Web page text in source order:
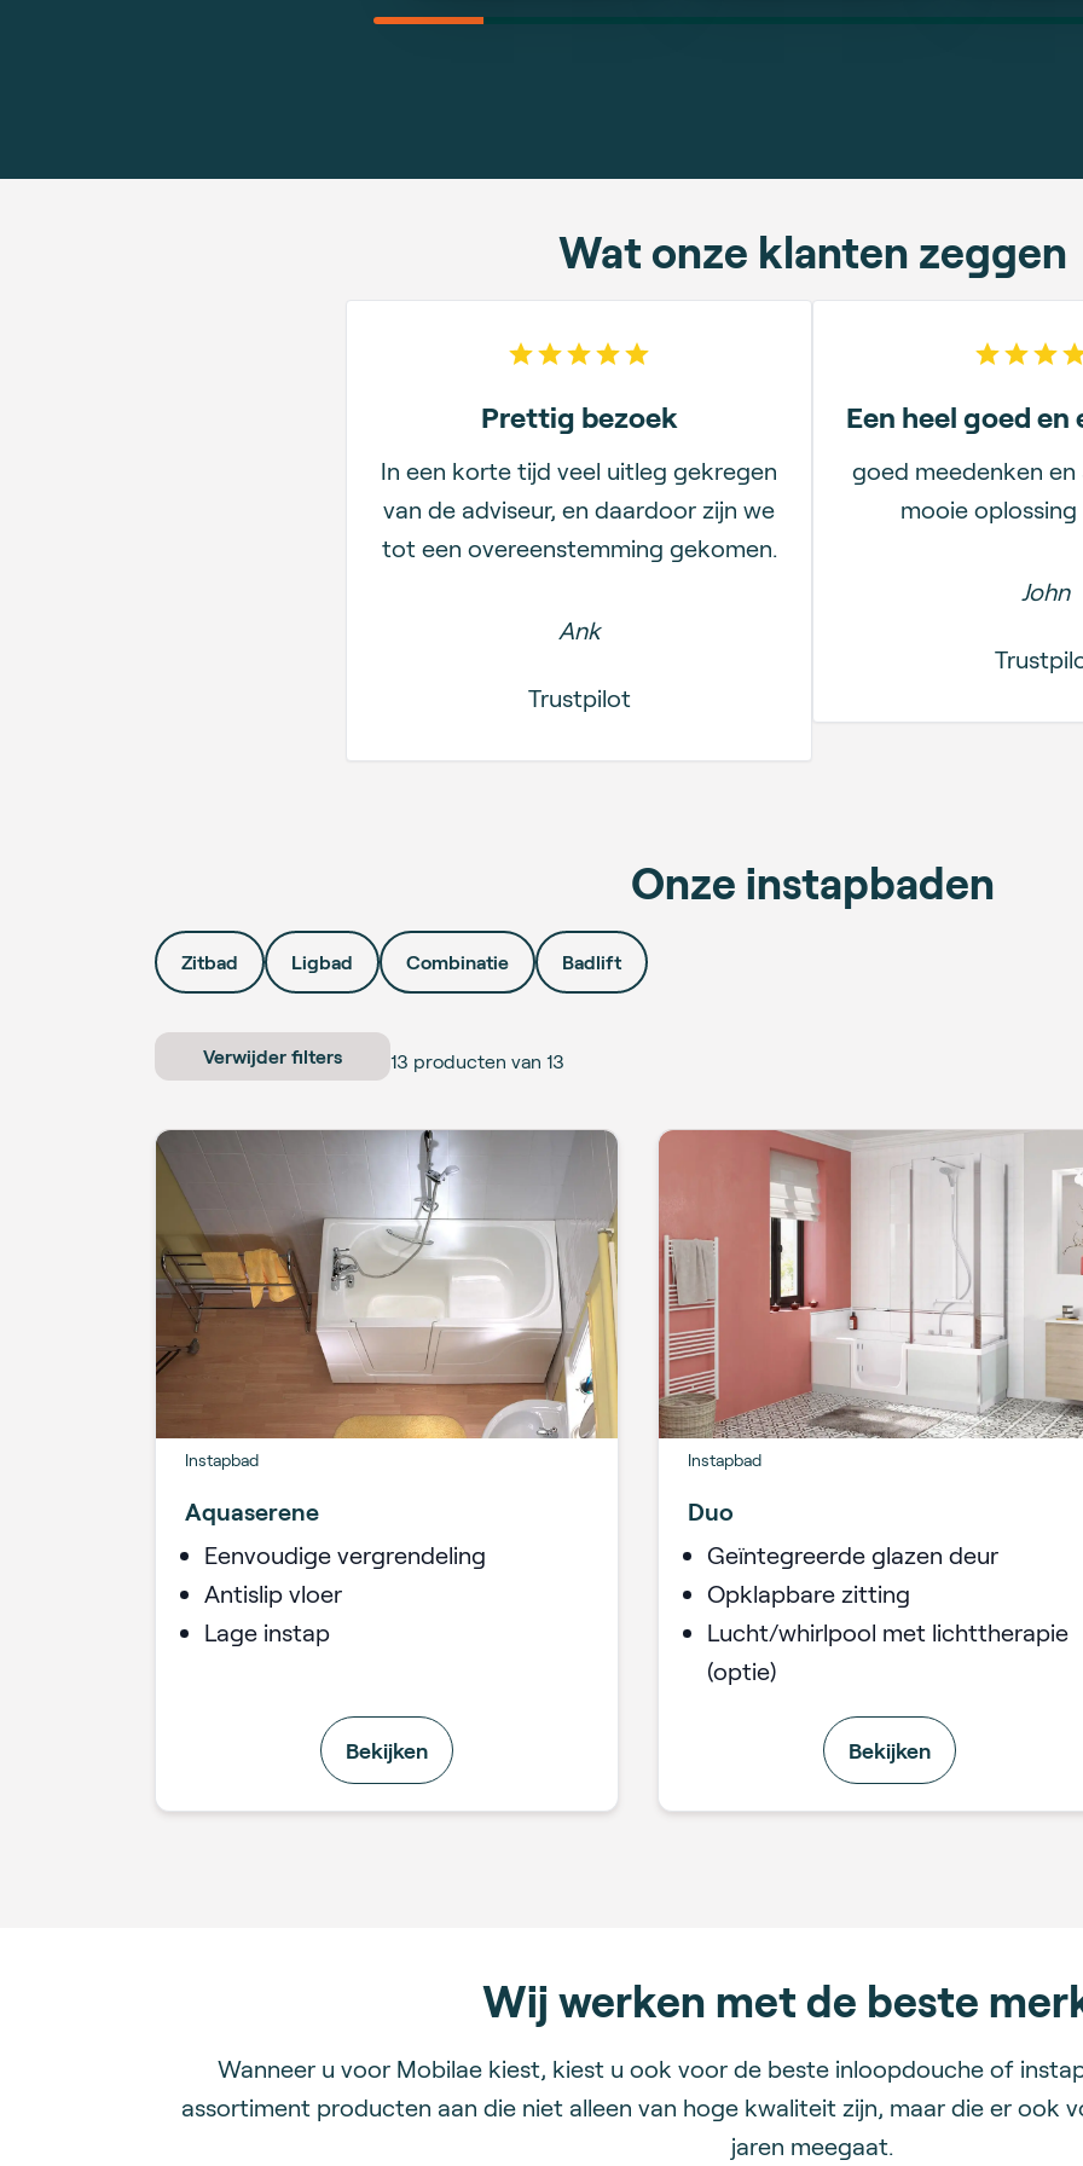
Versturen
Wat onze klanten zeggen
5 out of 5 stars
Prettig bezoek
In een korte tijd veel uitleg gekregen
van de adviseur, en daardoor zijn we
tot een overeenstemming gekomen.
Ank
Trustpilot
5
Een heel goed en
goed meedenken
mooie
John
Onze instapbaden
Zitbad Ligbad Combinatie Badlift
Verwijder filters 13 producten van 13
Instapbad
Aquaserene
Eenvoudige vergrendeling
Antislip vloer
Lage instap
Bekijken
Instapbad
Duo
Geïntegreerde glazen deur
Opklapbare zitting
Lucht/whirlpool met lichttherapie
(optie)
Bekijken
Wij werken met de beste
Wanneer u voor Mobilae kiest, kiest u ook voor de beste inloopdouche of
assortiment producten aan die niet alleen van hoge kwaliteit zijn, maar die er ook
jaren meegaat.